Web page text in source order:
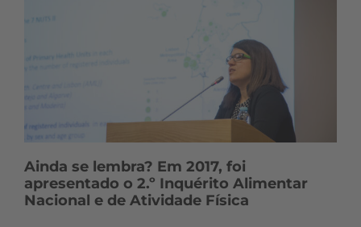
Ainda se lembra? Em 2017, foi
apresentado o 2.º Inquérito Alimentar
Nacional e de Atividade Física